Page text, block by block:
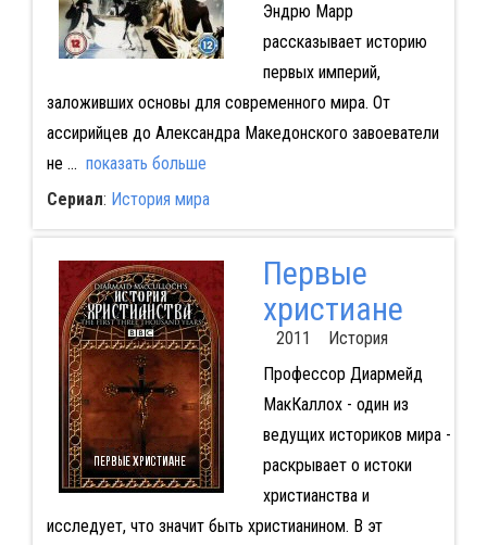
Эндрю Марр
рассказывает историю
первых империй,
заложивших основы для современного мира. От
ассирийцев до Александра Македонского завоеватели
не ... показать больше
Сериал: История мира
Первые
христиане
2011 История
Профессор Диармейд
МакКаллох - один из
ведущих историков мира -
раскрывает о истоки
христианства и
исследует, что значит быть христианином. В эт